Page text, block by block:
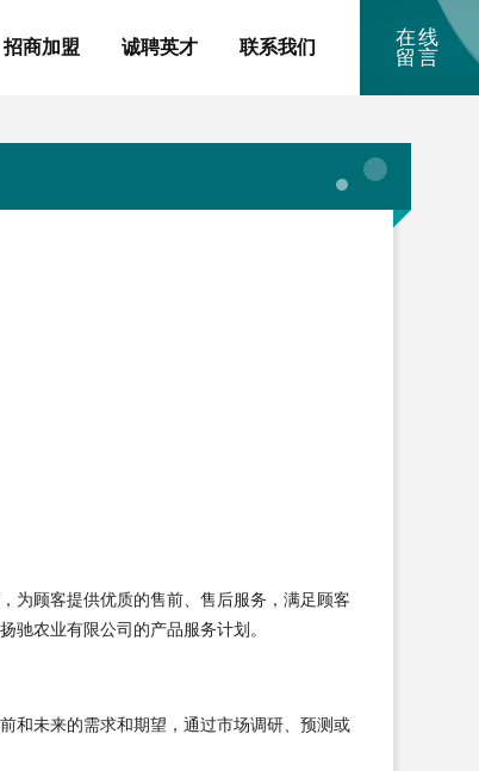
招商加盟 诚聘英才 联系我们
在线
留言
为顾客提供优质的售前、售后服务，满足顾客
驰农业有限公司的产品服务计划。
和未来的需求和期望，通过市场调研、预测或